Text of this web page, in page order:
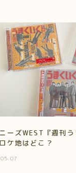
ーズWEST『週刊
ケ地はどこ？